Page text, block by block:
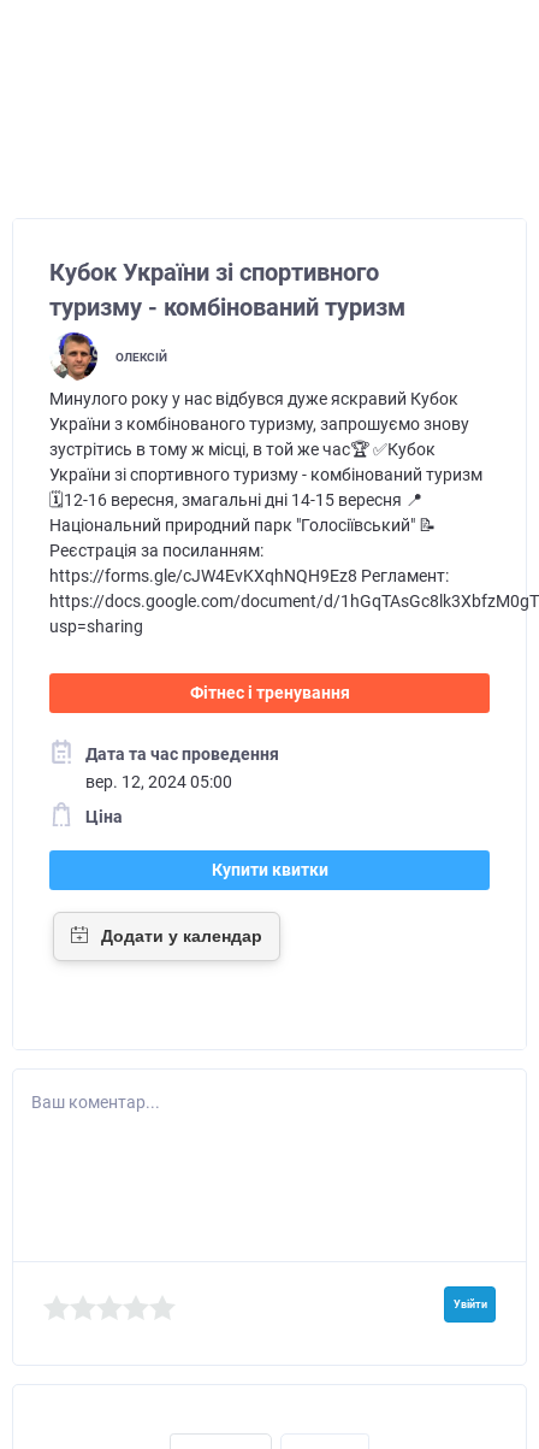
Кубок України зі спортивного
туризму - комбінований туризм
ОЛЕКСІЙ
Минулого року у нас відбувся дуже яскравий Кубок
України з комбінованого туризму, запрошуємо знову
зустрітись в тому ж місці, в той же час🏆 ✅Кубок
України зі спортивного туризму - комбінований туризм
🗓12-16 вересня, змагальні дні 14-15 вересня 📍
Національний природний парк "Голосіївський" 📝
Реєстрація за посиланням:
https://forms.gle/cJW4EvKXqhNQH9Ez8 Регламент:
https://docs.google.com/document/d/
usp=sharing
Фітнес і тренування
Дата та час проведення
вер. 12, 2024 05:00
Ціна
Купити квитки
Ваш коментар...
Увійти